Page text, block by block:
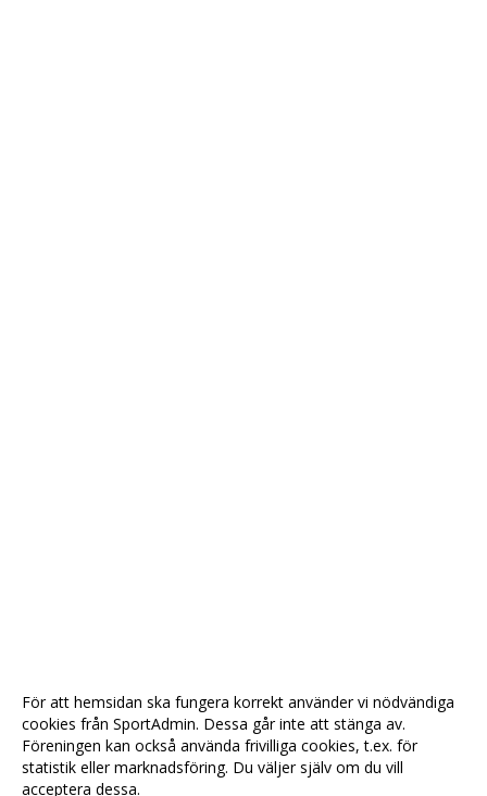
För att hemsidan ska fungera korrekt använder vi nödvändiga
cookies från SportAdmin. Dessa går inte att stänga av.
Föreningen kan också använda frivilliga cookies, t.ex. för
statistik eller marknadsföring. Du väljer själv om du vill
acceptera dessa.